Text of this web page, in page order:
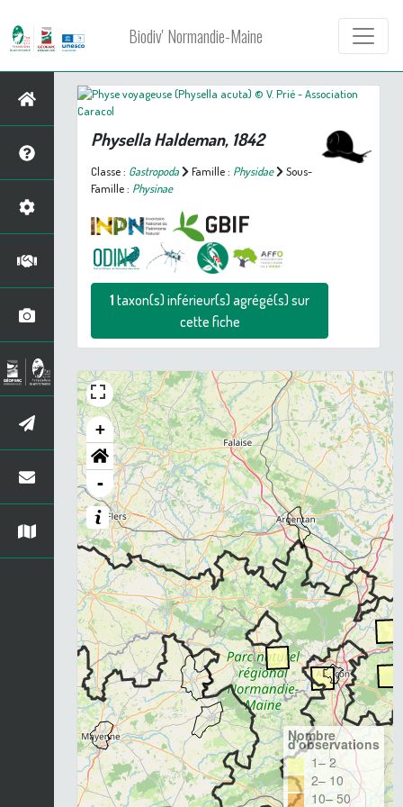
Biodiv' Normandie-Maine
PhysellaHaldeman, 1842
Classe : Gastropoda Famille : Physidae
Sous-
Famille : Physinae
1taxon(s) inférieur(s) agrégé(s) sur
cette fiche
+
-
Nombre
d'observations
1– 2
2– 10
10– 50